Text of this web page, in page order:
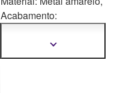
Acabamento:
transparenteMostrar